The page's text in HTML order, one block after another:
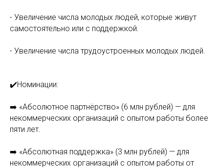
- Увеличение числа молодых людей, которые живут
самостоятельно или с поддержкой.
- Увеличение числа трудоустроенных молодых людей.
✔️Номинации:
➡️ «Абсолютное партнёрство» (6 млн рублей) — для
некоммерческих организаций с опытом работы более
пяти лет.
➡️ «Абсолютная поддержка» (3 млн рублей) — для
некоммерческих организаций с опытом работы от